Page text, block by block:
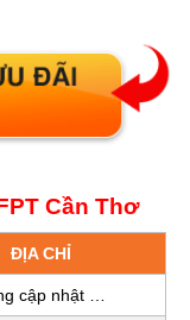
Cần Thơ
ĐỊA CHỈ
cập nhật …